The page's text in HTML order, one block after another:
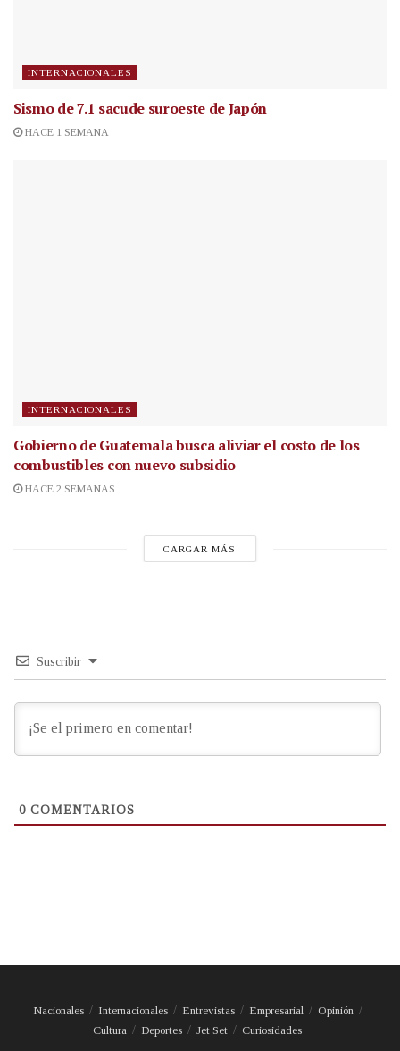
INTERNACIONALES
Sismo de 7.1 sacude suroeste de Japón
HACE 1 SEMANA
INTERNACIONALES
Gobierno de Guatemala busca aliviar el costo de los
combustibles con nuevo subsidio
HACE 2 SEMANAS
CARGAR MÁS
Suscribir
0 COMENTARIOS
Nacionales Internacionales Entrevistas Empresarial
Opinión
Cultura
Deportes Jet Set Curiosidades